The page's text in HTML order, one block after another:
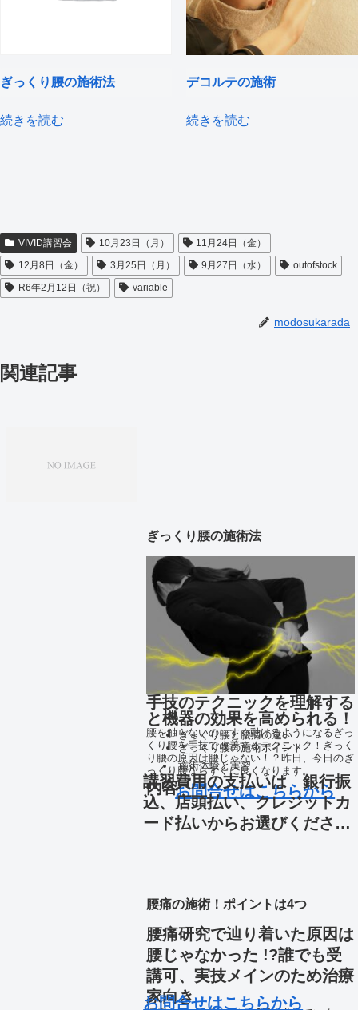
ぎっくり腰の施術法
続きを読む
デコルテの施術
続きを読む
VIVID講習会 10月23日（月）
11月24日（金）
12月8日（金）
3月25日（月） 9月27日（水）
outofstock
R6年2月12日（祝）
variable
modosukarada
関連記事
ぎっくり腰の施術法
手技のテクニックを理解する
と機器の効果を高められる！
腰を触らないのにすぐ動けるようになるぎっ
くり腰を手技で改善するテクニック！ぎっく
り腰の原因は腰じゃない！？昨日、今日のぎ
っくり腰ならすぐに良くなります。
内容
ぎっくり腰と腰痛の違い
ぎっくり腰の施術ポイント
施術体験と実習
お問合せはこちらから
講習費用の支払いは 銀行振
込、店頭払い、クレジットカ
ード払いからお選びくださ
腰痛の施術！ポイントは4つ
腰痛研究で辿り着いた原因は
腰じゃなかった !?誰でも受
講可、実技メインのため治療
家向き
お問合せはこちらから